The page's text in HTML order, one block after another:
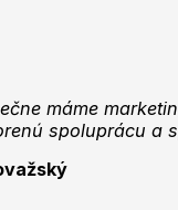
máme
spoluprácu a